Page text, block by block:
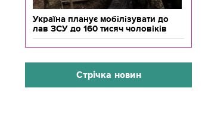
Україна планує мобілізувати до
лав ЗСУ до 160 тисяч чоловіків
Стрічка новин